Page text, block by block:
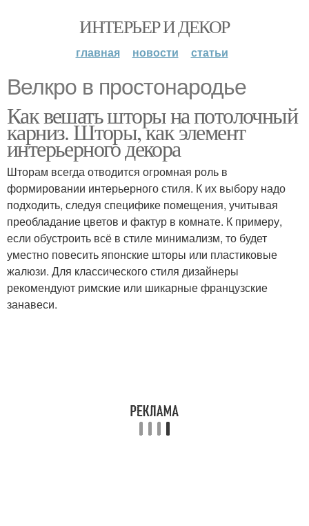
ИНТЕРЬЕР И ДЕКОР
главная новости статьи
Велкро в простонародье
Как вешать шторы на потолочный
карниз. Шторы, как элемент
интерьерного декора
Шторам всегда отводится огромная роль в
формировании интерьерного стиля. К их выбору надо
подходить, следуя специфике помещения, учитывая
преобладание цветов и фактур в комнате. К примеру,
если обустроить всё в стиле минимализм, то будет
уместно повесить японские шторы или пластиковые
жалюзи. Для классического стиля дизайнеры
рекомендуют римские или шикарные французские
занавеси.